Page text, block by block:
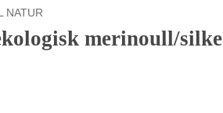
NATUR
merinoull/silke